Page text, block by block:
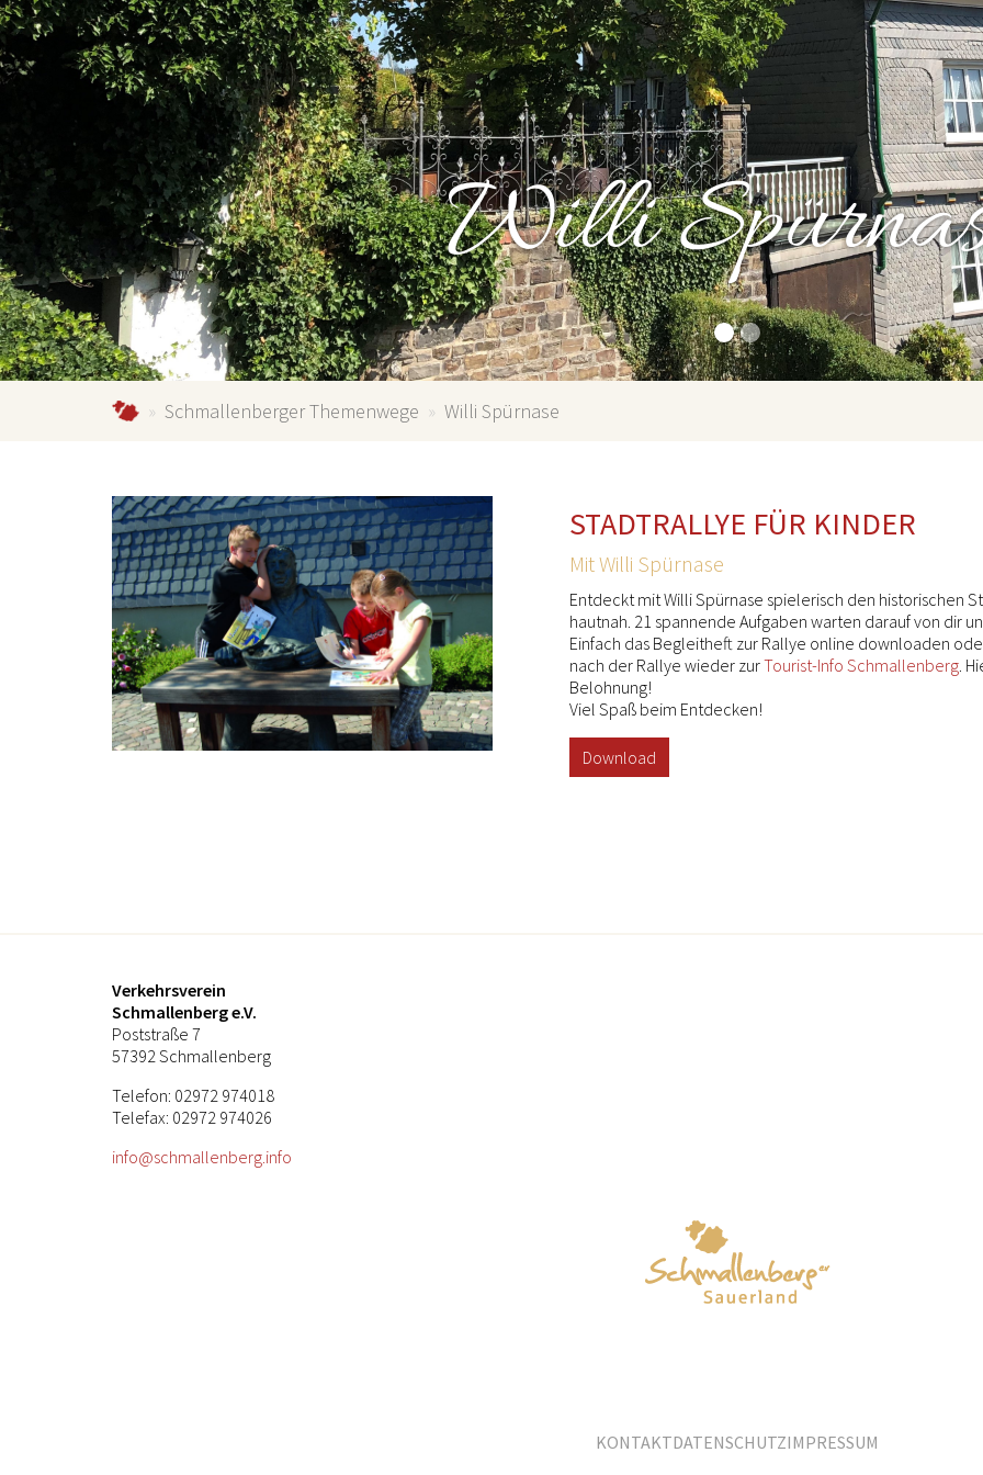
Willi
schmallenberg.info
Schmallenberger Themenwege Willi Spürnase
STADTRALLYE FÜR KINDER
Mit Willi Spürnase
Entdeckt mit Willi Spürnase spielerisch den historischen
hautnah. 21 spannende Aufgaben warten darauf von dir
Einfach das Begleitheft zur Rallye online downloaden
nach der Rallye wieder zurTourist-Info Schmallenberg.
Belohnung!
Viel Spaß beim Entdecken!
Download
Verkehrsverein
Schmallenberg e.V.
Poststraße 7
57392 Schmallenberg
Telefon: 02972 974018
Telefax: 02972 974026
info@schmallenberg.info
KONTAKTDATENSCHUTZIMPRESSUM